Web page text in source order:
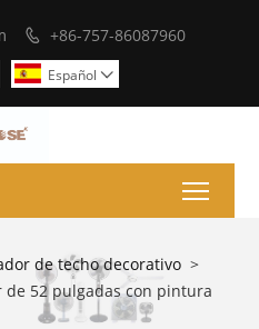
 +86-757-86087960
Español 
de techo decorativo >
52 pulgadas con pintura